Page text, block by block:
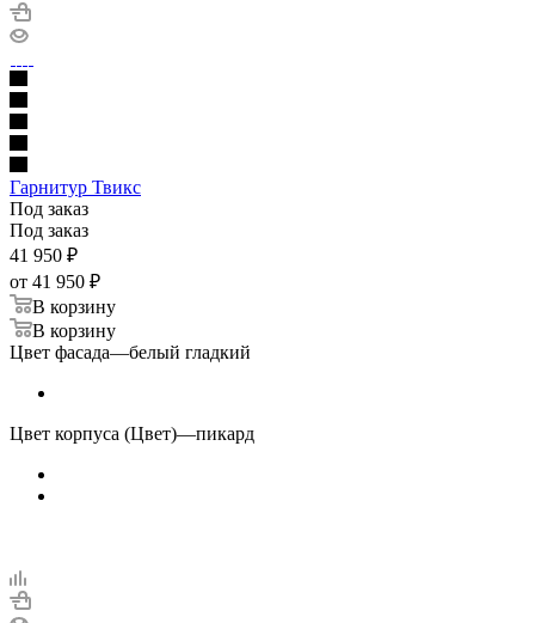
Гарнитур Твикс
Под заказ
Под заказ
41 950 ₽
от 41 950 ₽
В корзину
В корзину
Цвет фасада—белый гладкий
Цвет корпуса (Цвет)—пикард